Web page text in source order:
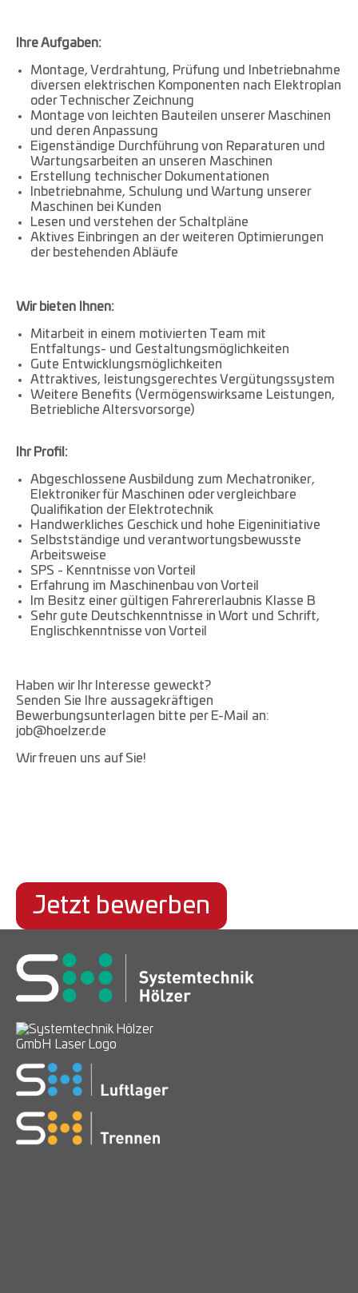
Ihre Aufgaben:
Montage, Verdrahtung, Prüfung und Inbetriebnahme
diversen elektrischen Komponenten nach Elektroplan
oder Technischer Zeichnung
Montage von leichten Bauteilen unserer Maschinen
und deren Anpassung
Eigenständige Durchführung von Reparaturen und
Wartungsarbeiten an unseren Maschinen
Erstellung technischer Dokumentationen
Inbetriebnahme, Schulung und Wartung unserer
Maschinen bei Kunden
Lesen und verstehen der Schaltpläne
Aktives Einbringen an der weiteren Optimierungen
der bestehenden Abläufe
Wir bieten Ihnen:
Mitarbeit in einem motivierten Team mit
Entfaltungs- und Gestaltungsmöglichkeiten
Gute Entwicklungsmöglichkeiten
Attraktives, leistungsgerechtes Vergütungssystem
Weitere Benefits (Vermögenswirksame Leistungen,
Betriebliche Altersvorsorge)
Ihr Profil:
Abgeschlossene Ausbildung zum Mechatroniker,
Elektroniker für Maschinen oder vergleichbare
Qualifikation der Elektrotechnik
Handwerkliches Geschick und hohe Eigeninitiative
Selbstständige und verantwortungsbewusste
Arbeitsweise
SPS - Kenntnisse von Vorteil
Erfahrung im Maschinenbau von Vorteil
Im Besitz einer gültigen Fahrererlaubnis Klasse B
Sehr gute Deutschkenntnisse in Wort und Schrift,
Englischkenntnisse von Vorteil
Haben wir Ihr Interesse geweckt?
Senden Sie Ihre aussagekräftigen
Bewerbungsunterlagen bitte per E-Mail an:
job@hoelzer.de
Wir freuen uns auf Sie!
Jetzt bewerben
Zurück